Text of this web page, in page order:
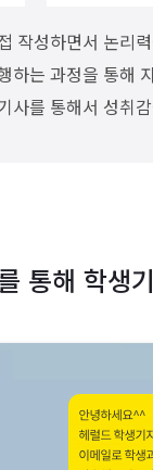
작성하면서 논리
하는 과정을 통해
사를 통해서 성취
통해 학생